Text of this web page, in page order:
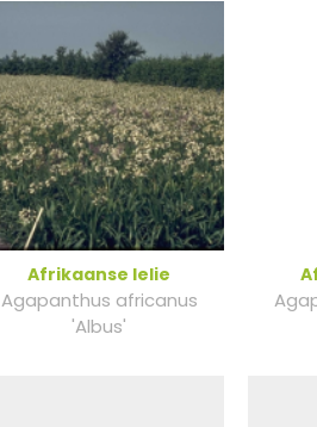
Afrikaanse lelie
Agapanthus africanus
'Albus'